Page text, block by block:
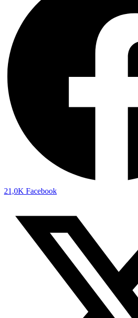
21,0K Facebook